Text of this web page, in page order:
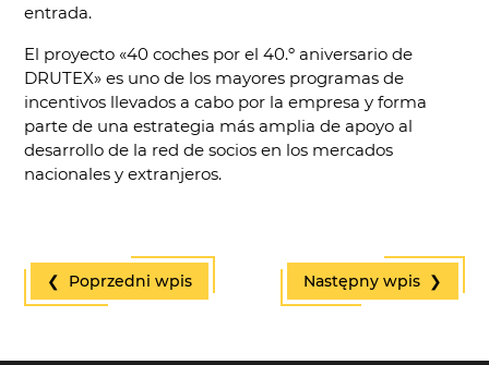
entrada.
El proyecto «40 coches por el 40.º aniversario de
DRUTEX» es uno de los mayores programas de
incentivos llevados a cabo por la empresa y forma
parte de una estrategia más amplia de apoyo al
desarrollo de la red de socios en los mercados
nacionales y extranjeros.
❮ Poprzedni wpis Następny wpis ❯